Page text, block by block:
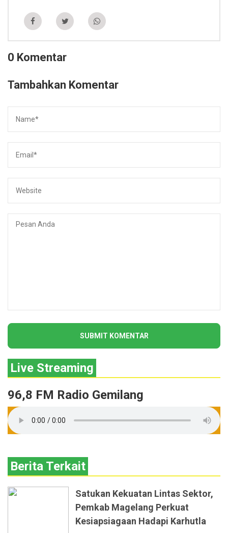
0 Komentar
Tambahkan Komentar
Live Streaming
96,8 FM Radio Gemilang
Berita Terkait
Satukan Kekuatan Lintas Sektor,
Pemkab Magelang Perkuat
Kesiapsiagaan Hadapi Karhutla